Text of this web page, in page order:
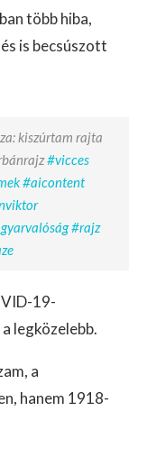
több hiba,
is becsúszott
kiszúrtam rajta
#vicces
#aicontent
#rajz
19-
legközelebb.
a
hanem 1918-